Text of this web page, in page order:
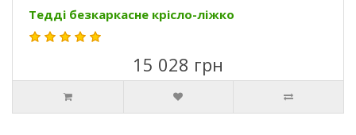
Тедді безкаркасне крісло-ліжко
15 028 грн